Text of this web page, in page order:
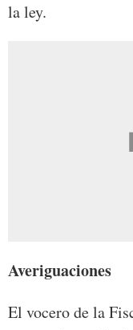
la ley.
Averiguaciones
El vocero de la